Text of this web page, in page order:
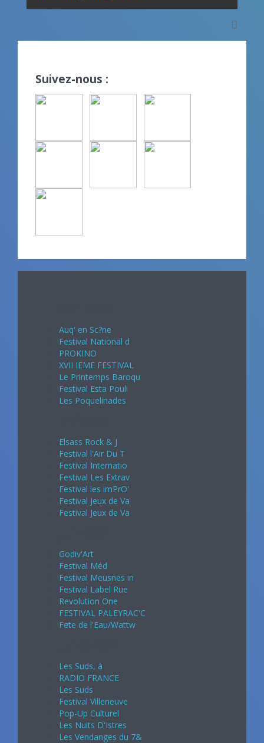
Suivez-nous :
Auq' en Sc?ne
Festival National d
PROKINO
XVII IEME FESTIVAL
Le Printemps Baroqu
Festival Esta Pouli
Les Poquelinades
Elsass Rock & J
Festival l'Air Du T
Festival Internatio
Festival Les Extrav
Festival les imPrO'
Festival Jeux de Va
Festival Jeux de Va
Godiv'Art
Festival Méd
Festival Meusnes in
Festival Label Rue
Revolution One
FESTIVAL PALEYRAC'C
Fete de l'Eau/Wattw
Les Suds, à
RADIO FRANCE
Les Suds
Festival Villeneuve
Pop-Up Culturel
Les Nuits D'Istres
Les Vendanges du 7&